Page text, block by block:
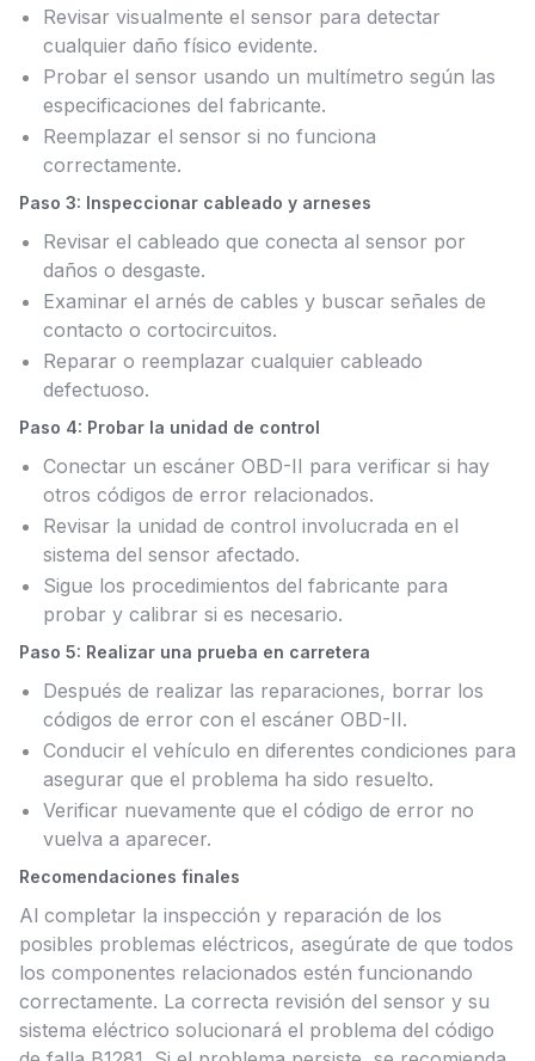
Revisar visualmente el sensor para detectar
cualquier daño físico evidente.
Probar el sensor usando un multímetro según las
especificaciones del fabricante.
Reemplazar el sensor si no funciona
correctamente.
Paso 3: Inspeccionar cableado y arneses
Revisar el cableado que conecta al sensor por
daños o desgaste.
Examinar el arnés de cables y buscar señales de
contacto o cortocircuitos.
Reparar o reemplazar cualquier cableado
defectuoso.
Paso 4: Probar la unidad de control
Conectar un escáner OBD-II para verificar si hay
otros códigos de error relacionados.
Revisar la unidad de control involucrada en el
sistema del sensor afectado.
Sigue los procedimientos del fabricante para
probar y calibrar si es necesario.
Paso 5: Realizar una prueba en carretera
Después de realizar las reparaciones, borrar los
códigos de error con el escáner OBD-II.
Conducir el vehículo en diferentes condiciones para
asegurar que el problema ha sido resuelto.
Verificar nuevamente que el código de error no
vuelva a aparecer.
Recomendaciones finales
Al completar la inspección y reparación de los
posibles problemas eléctricos, asegúrate de que todos
los componentes relacionados estén funcionando
correctamente. La correcta revisión del sensor y su
sistema eléctrico solucionará el problema del código